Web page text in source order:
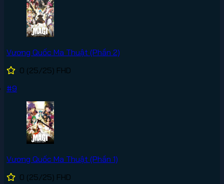
Vương Quốc Ma Thuật (Phần 2)
0 (25/25) FHD
#9
Vương Quốc Ma Thuật (Phần 1)
0 (25/25) FHD